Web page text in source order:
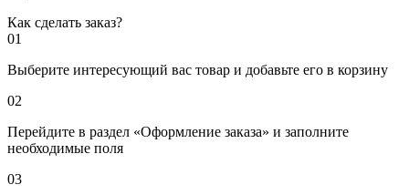
Как сделать заказ?
01
Выберите интересующий вас товар и добавьте его в корзину
02
Перейдите в раздел «Оформление заказа» и заполните
необходимые поля
03